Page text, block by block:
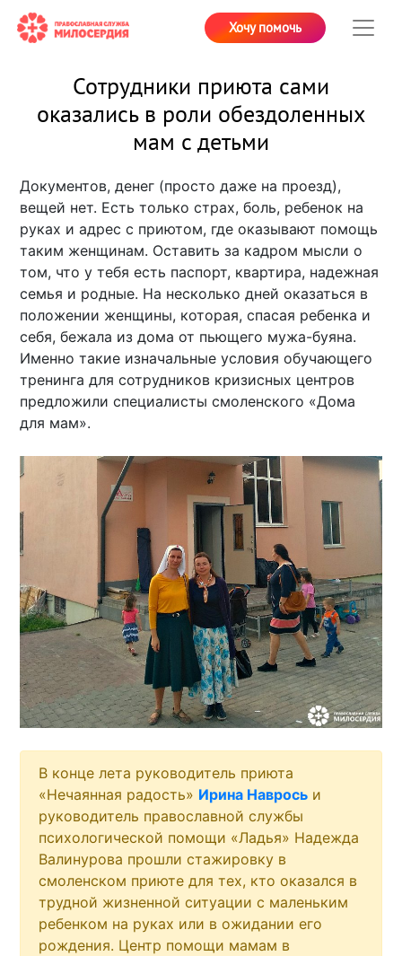
Хочу помочь
Сотрудники приюта сами
оказались в роли обездоленных
мам с детьми
Документов, денег (просто даже на проезд),
вещей нет. Есть только страх, боль, ребенок на
руках и адрес с приютом, где оказывают помощь
таким женщинам. Оставить за кадром мысли о
том, что у тебя есть паспорт, квартира, надежная
семья и родные. На несколько дней оказаться в
положении женщины, которая, спасая ребенка и
себя, бежала из дома от пьющего мужа-буяна.
Именно такие изначальные условия обучающего
тренинга для сотрудников кризисных центров
предложили специалисты смоленского «Дома
для мам».
В конце лета руководитель приюта
«Нечаянная радость» Ирина Наврось и
руководитель православной службы
психологической помощи «Ладья» Надежда
Валинурова прошли стажировку в
смоленском приюте для тех, кто оказался в
трудной жизненной ситуации с маленьким
ребенком на руках или в ожидании его
рождения. Центр помощи мамам в